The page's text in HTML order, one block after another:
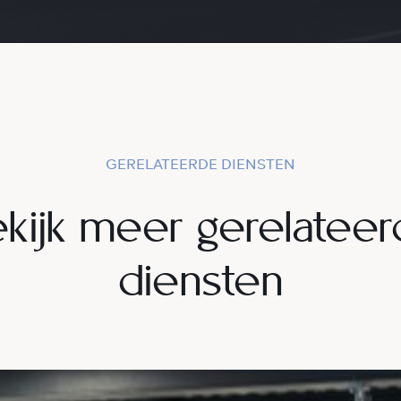
GERELATEERDE DIENSTEN
meer
diensten